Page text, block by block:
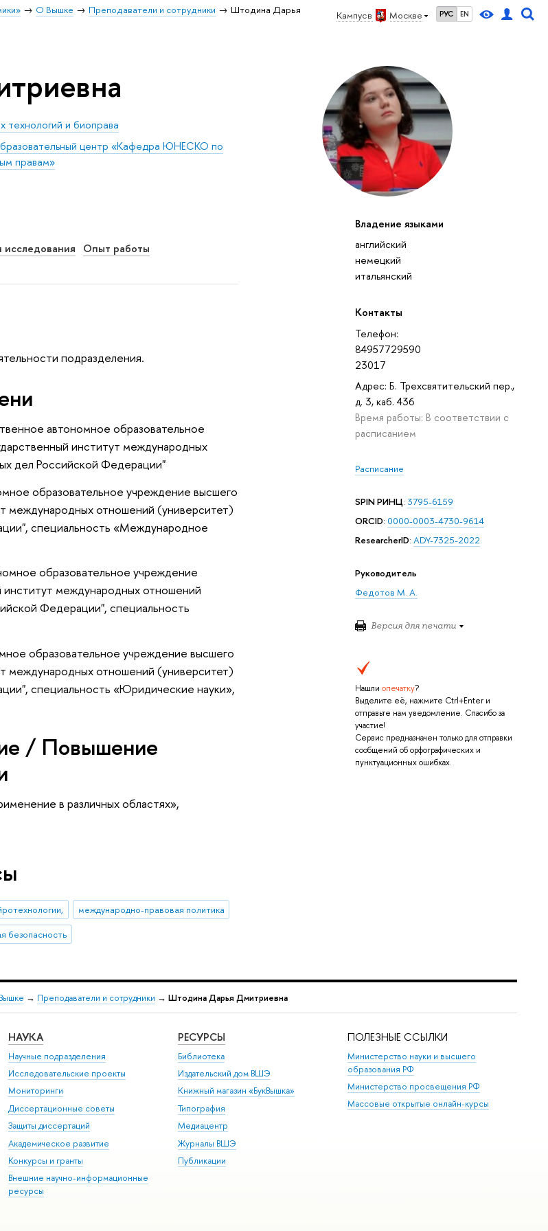
Кампус в Москве РУС EN
О Вышке Преподаватели и сотрудники
Штодина Дарья
Владение языками
английский
немецкий
итальянский
Контакты
Телефон:
84957729590
23017
Адрес: Б. Трехсвятительский пер.,
д. 3, каб. 436
Время работы: В соответствии с
расписанием
Расписание
SPIN РИНЦ: 3795-6159
ORCID: 0000-0003-4730-9614
ResearcherID: ADY-7325-2022
Руководитель
Федотов М. А.
Версия для печати
Нашли опечатку?
Выделите её, нажмите Ctrl+Enter и
отправьте нам уведомление. Спасибо за
участие!
Сервис предназначен только для отправки
сообщений об орфографических и
пунктуационных ошибках.
и биоправа
центр «Кафедра ЮНЕСКО по
правам»
исследования Опыт работы
подразделения.
автономное образовательное
институт международных
дел Российской Федерации"
образовательное учреждение высшего
международных отношений (университет)
специальность «Международное
образовательное учреждение
институт международных отношений
Федерации", специальность
образовательное учреждение высшего
международных отношений (университет)
специальность «Юридические науки»,
/ Повышение
в различных областях»,
международно-правовая политика
безопасность
→ Преподаватели и сотрудники → Штодина Дарья Дмитриевна
НАУКА
Научные подразделения
Исследовательские проекты
Мониторинги
Диссертационные советы
Защиты диссертаций
Академическое развитие
Конкурсы и гранты
Внешние научно-информационные
ресурсы
РЕСУРСЫ
Библиотека
Издательский дом ВШЭ
Книжный магазин «БукВышка»
Типография
Медиацентр
Журналы ВШЭ
Публикации
ПОЛЕЗНЫЕ ССЫЛКИ
Министерство науки и высшего
образования РФ
Министерство просвещения РФ
Массовые открытые онлайн-курсы